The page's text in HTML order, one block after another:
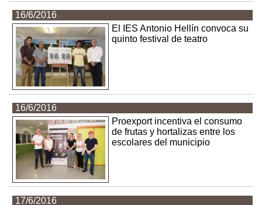
16/6/2016
El IES Antonio Hellín convoca su
quinto festival de teatro
16/6/2016
Proexport incentiva el consumo
de frutas y hortalizas entre los
escolares del municipio
17/6/2016